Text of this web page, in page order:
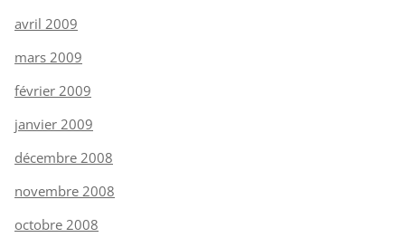
avril 2009
mars 2009
février 2009
janvier 2009
décembre 2008
novembre 2008
octobre 2008